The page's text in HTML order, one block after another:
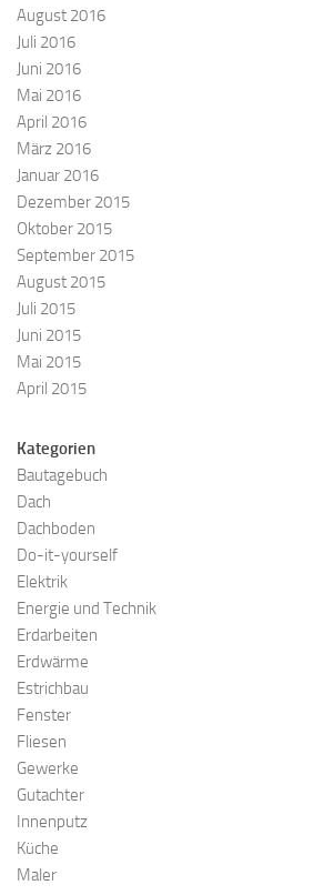
August 2016
Juli 2016
Juni 2016
Mai 2016
April 2016
März 2016
Januar 2016
Dezember 2015
Oktober 2015
September 2015
August 2015
Juli 2015
Juni 2015
Mai 2015
April 2015
Kategorien
Bautagebuch
Dach
Dachboden
Do-it-yourself
Elektrik
Energie und Technik
Erdarbeiten
Erdwärme
Estrichbau
Fenster
Fliesen
Gewerke
Gutachter
Innenputz
Küche
Maler